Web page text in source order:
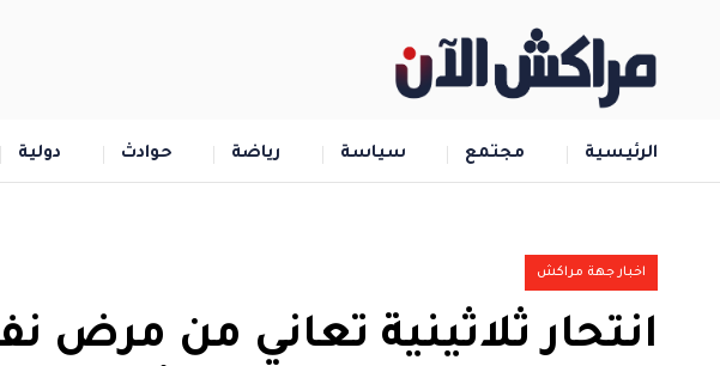
الرئيسية مجتمع سياسة رياضة حوادث دولية
اخبار جهة مراكش
انتحار ثلاثينية تعاني من